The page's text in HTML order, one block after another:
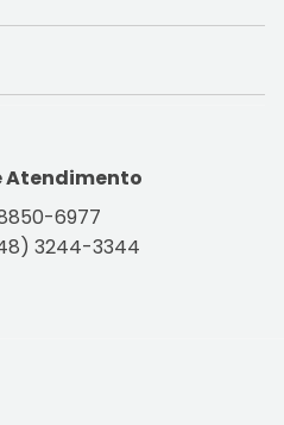
Atendimento
6977
3244-3344